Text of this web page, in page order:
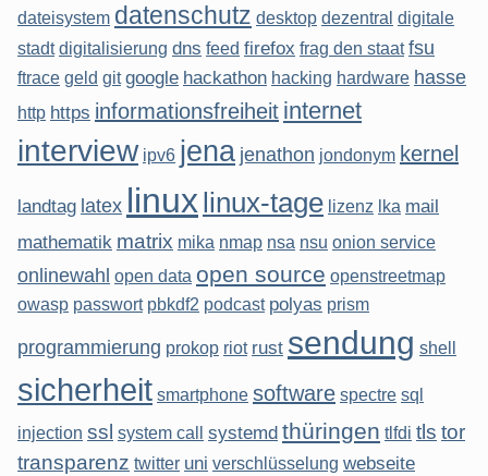
dateisystem datenschutz desktop dezentral digitale
stadt digitalisierung dns feed firefox frag den staat fsu
ftrace geld git google hackathon hacking hardware hasse
http https informationsfreiheit internet
interview ipv6 jena jenathon jondonym kernel
landtag latex linux linux-tage lizenz lka mail
mathematik matrix mika nmap nsa nsu onion service
onlinewahl open data open source openstreetmap
owasp passwort pbkdf2 podcast polyas prism
programmierung prokop riot rust sendung shell
sicherheit smartphone software spectre sql
injection ssl system call systemd thüringen tlfdi tls tor
transparenz twitter uni verschlüsselung webseite